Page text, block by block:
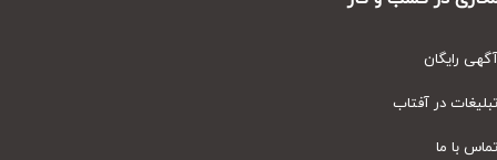
رایگان
در آفتاب
با ما